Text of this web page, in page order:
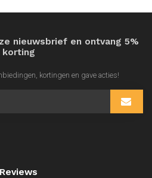
nieuwsbrief en ontvang 5%
korting
kortingen en gave acties!
Reviews